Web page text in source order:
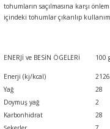
tohumların saçılmasına karşı
içindeki tohumlar çıkarılıp
ENERJİ ve BESİN ÖGELERİ 100
Enerji (kj/kcal)
Yağ
28
Doymuş yağ
2
Karbonhidrat
28